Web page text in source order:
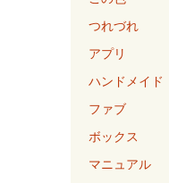
つれづれ
アプリ
ハンドメイド
ファブ
ボックス
マニュアル